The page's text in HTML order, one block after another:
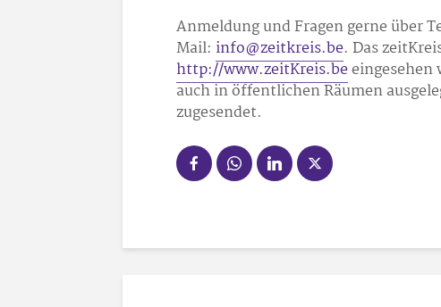
Anmeldung und Fragen gerne über
Mail: info@zeitkreis.be. Das
http://www.zeitKreis.beeingesehen
auch in öffentlichen Räumen
zugesendet.